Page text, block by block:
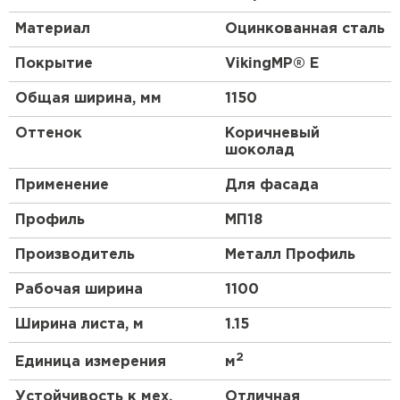
на солнце и не требует особого ухода.
Приобретая профиль МП-18 0,5 VikingMP® E RAL
8017 Коричневый шоколад, вы получаете
надежный и качественный материал, который
прослужит вам долгие годы. Он отлично
справляется с своими функциями и придает
вашему объекту эстетическую
Материал Оцинкованная сталь
Покрытие VikingMP® E
Общая ширина, мм 1150
Оттенок
Коричневый
шоколад
Применение Для фасада
Профиль МП18
Производитель Металл Профиль
Рабочая ширина 1100
Ширина листа, м 1.15
Единица измерения м2
Устойчивость к мех. Отличная